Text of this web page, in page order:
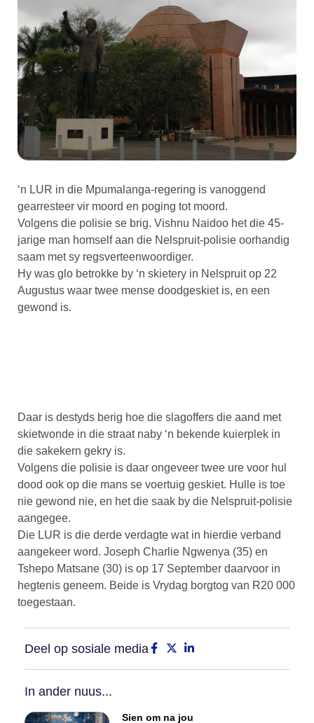
‘n LUR in die Mpumalanga-regering is vanoggend
gearresteer vir moord en poging tot moord.
Volgens die polisie se brig. Vishnu Naidoo het die 45-
jarige man homself aan die Nelspruit-polisie oorhandig
saam met sy regsverteenwoordiger.
Hy was glo betrokke by ‘n skietery in Nelspruit op 22
Augustus waar twee mense doodgeskiet is, en een
gewond is.
Daar is destyds berig hoe die slagoffers die aand met
skietwonde in die straat naby ‘n bekende kuierplek in
die sakekern gekry is.
Volgens die polisie is daar ongeveer twee ure voor hul
dood ook op die mans se voertuig geskiet. Hulle is toe
nie gewond nie, en het die saak by die Nelspruit-polisie
aangegee.
Die LUR is die derde verdagte wat in hierdie verband
aangekeer word. Joseph Charlie Ngwenya (35) en
Tshepo Matsane (30) is op 17 September daarvoor in
hegtenis geneem. Beide is Vrydag borgtog van R20 000
toegestaan.
Deel op sosiale media
In ander nuus...
Sien om na jou